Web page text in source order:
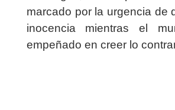
marcado por la urgencia de
inocencia mientras el
empeñado en creer lo